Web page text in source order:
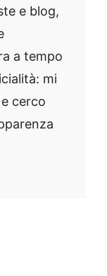
e blog,
a tempo
mi
cerco